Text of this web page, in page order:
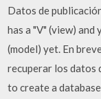
Datos de
has a "V" (view)
(model) yet. En
recuperar los datos
to create a